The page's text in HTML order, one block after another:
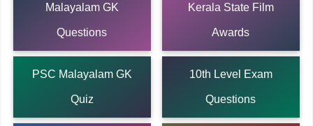
Malayalam GK
Questions
Kerala State Film
Awards
PSC Malayalam GK
Quiz
10th Level Exam
Questions